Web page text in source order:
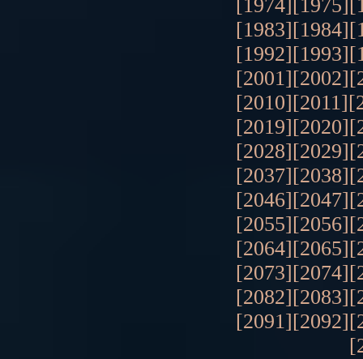
[1974][1975]
[1983][1984]
[1992][1993]
[2001][2002]
[2010][2011]
[2019][2020]
[2028][2029]
[2037][2038]
[2046][2047]
[2055][2056]
[2064][2065]
[2073][2074]
[2082][2083]
[2091][2092]